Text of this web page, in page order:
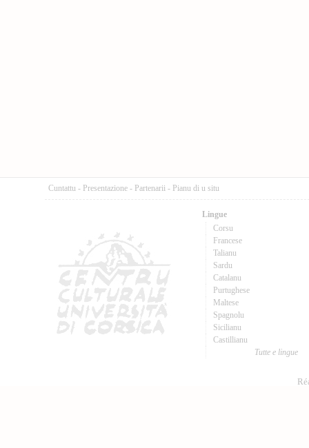
Cuntattu - Presentazione - Partenarii - Pianu di u situ
Lingue
Corsu
Francese
Talianu
Sardu
Catalanu
Purtughese
Maltese
Spagnolu
Sicilianu
Castillianu
Tutte e lingue